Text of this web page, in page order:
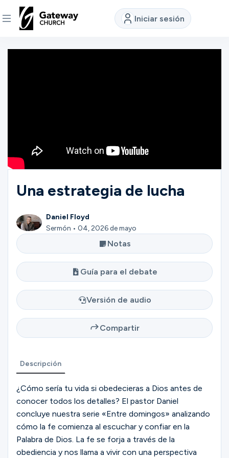
Iniciar sesión
DESCUBRE
Ministerios
Grupos
Buscar
Español
Una estrategia de lucha
Daniel Floyd
Sermón • 04, 2026 de mayo
Notas
Guía para el debate
Versión de audio
Compartir
Descripción
¿Cómo sería tu vida si obedecieras a Dios antes de
conocer todos los detalles? El pastor Daniel
concluye nuestra serie «Entre domingos» analizando
cómo la fe comienza al escuchar y confiar en la
Palabra de Dios. La fe se forja a través de la
obediencia y nos llama a vivir con una perspectiva